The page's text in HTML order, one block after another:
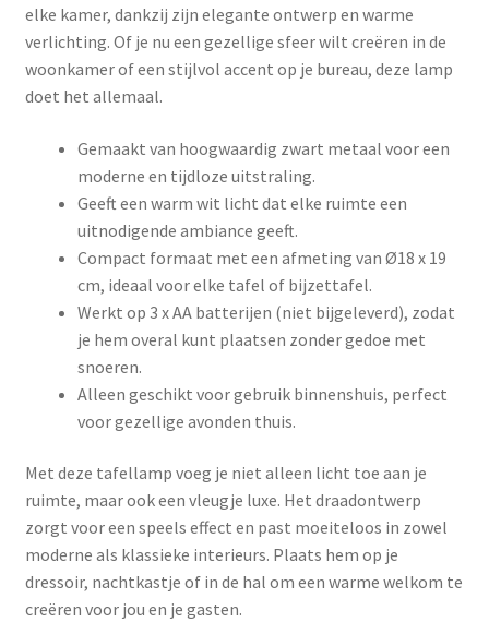
elke kamer, dankzij zijn elegante ontwerp en warme
verlichting. Of je nu een gezellige sfeer wilt creëren in de
woonkamer of een stijlvol accent op je bureau, deze lamp
doet het allemaal.
Gemaakt van hoogwaardig zwart metaal voor een
moderne en tijdloze uitstraling.
Geeft een warm wit licht dat elke ruimte een
uitnodigende ambiance geeft.
Compact formaat met een afmeting van Ø18 x 19
cm, ideaal voor elke tafel of bijzettafel.
Werkt op 3 x AA batterijen (niet bijgeleverd), zodat
je hem overal kunt plaatsen zonder gedoe met
snoeren.
Alleen geschikt voor gebruik binnenshuis, perfect
voor gezellige avonden thuis.
Met deze tafellamp voeg je niet alleen licht toe aan je
ruimte, maar ook een vleugje luxe. Het draadontwerp
zorgt voor een speels effect en past moeiteloos in zowel
moderne als klassieke interieurs. Plaats hem op je
dressoir, nachtkastje of in de hal om een warme welkom te
creëren voor jou en je gasten.